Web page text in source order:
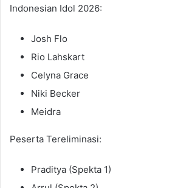
Indonesian Idol 2026:
Josh Flo
Rio Lahskart
Celyna Grace
Niki Becker
Meidra
Peserta Tereliminasi:
Praditya (Spekta 1)